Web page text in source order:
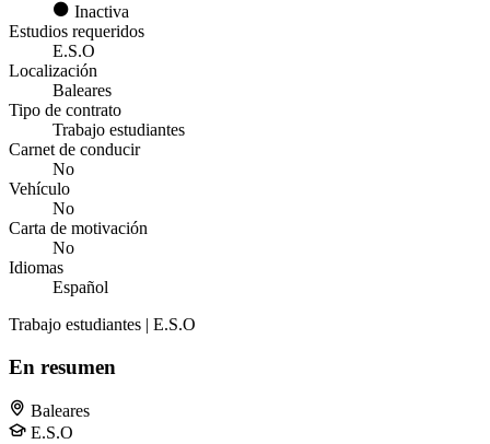
Inactiva
Estudios requeridos
E.S.O
Localización
Baleares
Tipo de contrato
Trabajo estudiantes
Carnet de conducir
No
Vehículo
No
Carta de motivación
No
Idiomas
Español
Trabajo estudiantes | E.S.O
En resumen
Baleares
E.S.O